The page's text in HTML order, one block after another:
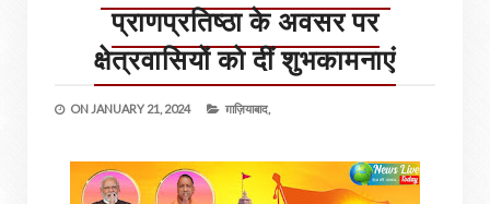
प्राणप्रतिष्ठा के अवसर पर
क्षेत्रवासियों को दीं शुभकामनाएं
ON JANUARY 21, 2024 ग़ाज़ियाबाद,